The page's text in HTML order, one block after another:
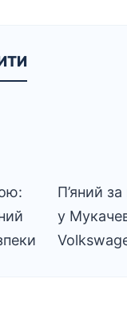
П’яний
у